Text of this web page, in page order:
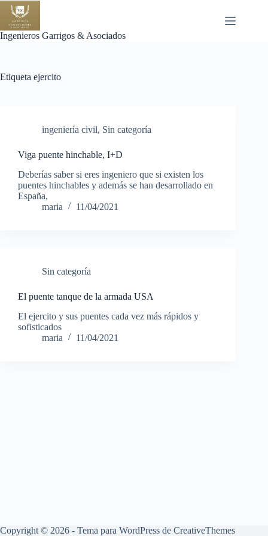
Saltar
contenido
Ingenieros Garrigos & Asociados
Etiqueta ejercito
ingeniería civil, Sin categoría
Viga puente hinchable, I+D
Deberías saber si eres ingeniero que si existen los
puentes hinchables y además se han desarrollado en
España,
maria
11/04/2021
Sin categoría
El puente tanque de la armada USA
El ejercito y sus puentes cada vez más rápidos y
sofisticados
maria
11/04/2021
Copyright © 2026 - Tema para WordPress de CreativeThemes